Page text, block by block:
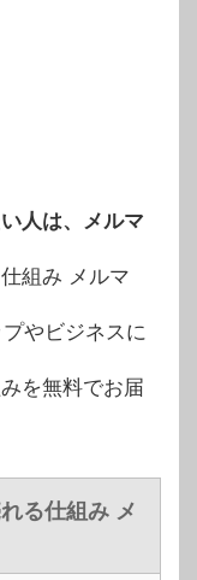
人は、メルマ
組み メルマ
やビジネスに
を無料でお届
る仕組み メ